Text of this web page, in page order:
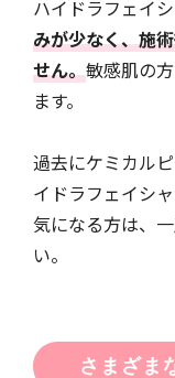
ハイドラフェイ
みが少なく、施
せん。敏感肌の
ます。
過去にケミカル
イドラフェイシ
気になる方は、
い。
さまざま